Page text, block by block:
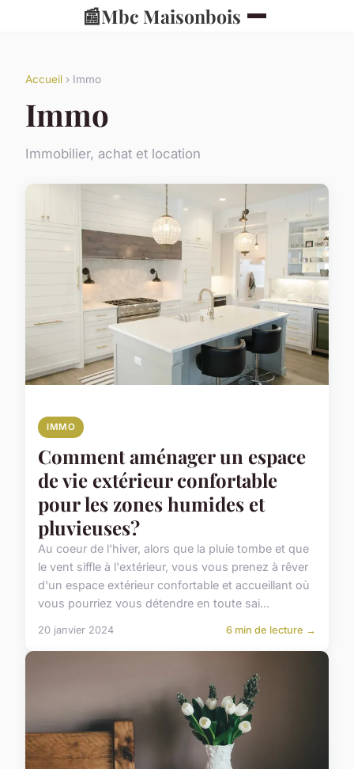
📰Mbc Maisonbois
Accueil › Immo
Immo
Immobilier, achat et location
IMMO
Comment aménager un espace
de vie extérieur confortable
pour les zones humides et
pluvieuses?
Au coeur de l'hiver, alors que la pluie tombe et que
le vent siffle à l'extérieur, vous vous prenez à rêver
d'un espace extérieur confortable et accueillant où
vous pourriez vous détendre en toute sai...
20 janvier 2024 6 min de lecture →